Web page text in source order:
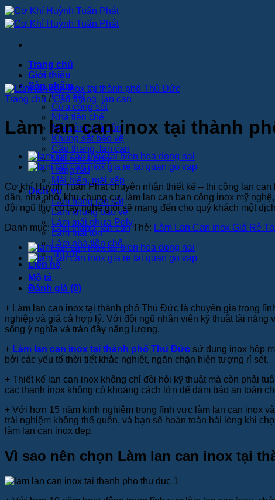
Bỏ
qua
nội
Trang chủ
Giới thiệu
Sản phẩm
Cửa sắt
Cửa cổng sắt
Nhà tiền chế
Mái vòm, mái tôn
Khung sắt bảo vệ
Cầu thang, lan can
Mái nhựa poly
Hàng rào
Mái hiên, mái xếp
Dịch vụ
Làm hàng rào sắt
Làm khung bảo vệ
Làm mái nhựa Poly
Làm mái tôn
Làm nhà tiền chế
Tin tức
Liên hệ
Trang chủ / Cầu thang, lan can
Làm lan can inox tại thành
Cơ khí Huỳnh Tuấn Phát chuyên nhận thiết kế – thi công lan
dân, nhà phố, khu chung cư, làm lan can ban công inox mỹ
đội ngũ thợ có tay nghề giỏi sẽ mang đến cho quý khách một
Danh mục:Cầu thang, lan can Thẻ: Làm Lan Can inox Giá Rẻ
Mô tả
Đánh giá (0)
+
Làm lan can inox tại thành phố Thủ Đức là chuyên gia trong
nghiệp và giá cả hợp lý. Với đội ngũ nhân viên kỹ thuật tài năng
sống ý nghĩa và tràn đầy năng lượng.
+ Làm lan can inox tại thành phố Thủ Đức sử dụng inox hộp
bởi các yếu tố thời tiết khắc nghiệt, ngăn chặn hiện tượng rỉ sét.
+ Thiết kế lan can inox không chỉ đòi hỏi kỹ thuật mà còn phải
các thanh inox không có khoảng cách lớn để đảm bảo an toàn
+ Với hơn 15 năm kinh nghiệm trong lĩnh vực làm lan can inox
trải nghiệm không thể quên, và bạn sẽ hoàn toàn hài lòng khi
làm lan can inox đẹp.
Vì sao nên chọn Làm lan can inox tại